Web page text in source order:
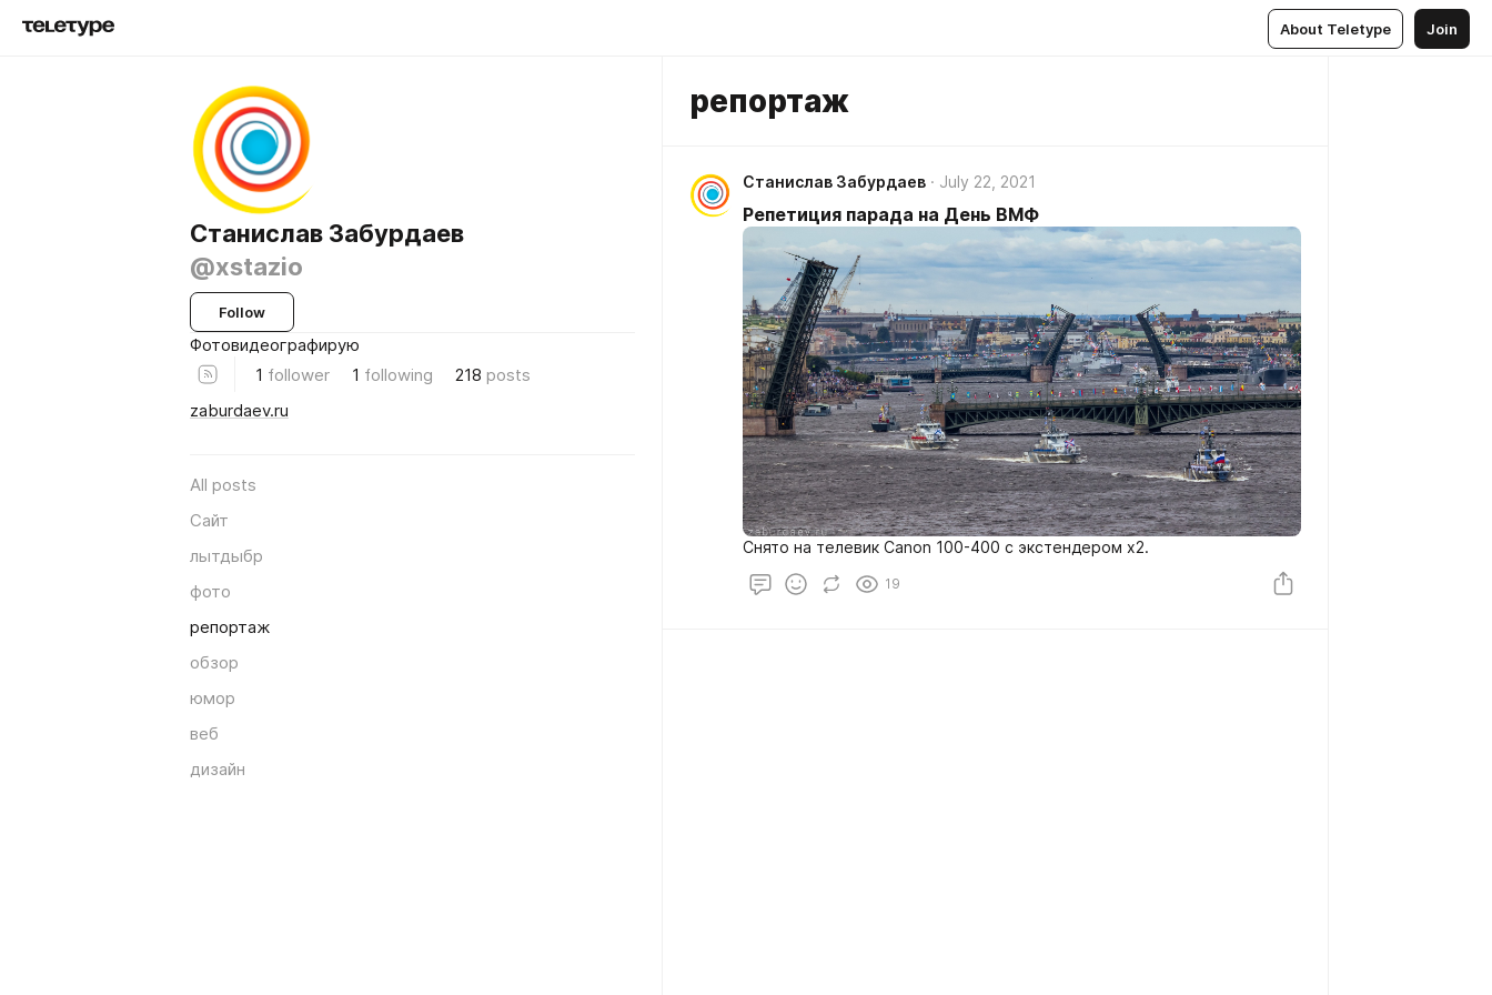
About Teletype Join
Станислав Забурдаев
@xstazio
Follow
Фотовидеографирую
1 follower 1 following 218 posts
zaburdaev.ru
All posts
Сайт
лытдыбр
фото
репортаж
обзор
юмор
веб
дизайн
репортаж
Станислав Забурдаев July 22, 2021
Репетиция парада на День ВМФ
Снято на телевик Canon 100-400 с экстендером x2.
19